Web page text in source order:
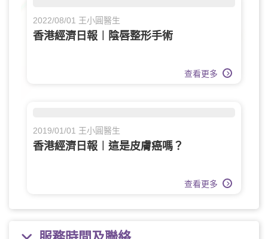
2022/08/01 王小圓醫生
香港經濟日報︱陰唇整形手術
查看更多
2019/01/01 王小圓醫生
香港經濟日報︱這是皮膚癌嗎？
查看更多